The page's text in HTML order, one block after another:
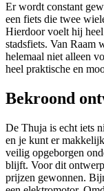
Er wordt constant
een fiets die twee
Hierdoor voelt hij
stadsfiets. Van Raam
helemaal niet alleen
heel praktische en
Bekroond
De Thuja is echt iets
en je kunt er
veilig opgeborgen
blijft. Voor dit
prijzen gewonnen.